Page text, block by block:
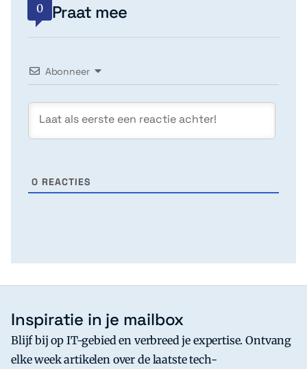
0 Praat mee
Abonneer
0 REACTIES
Inspiratie in je mailbox
Blijf bij op IT-gebied en verbreed je expertise. Ontvang
elke week artikelen over de laatste tech-